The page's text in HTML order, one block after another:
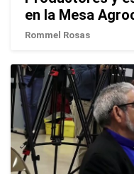
en la Mesa
Rommel Rosas